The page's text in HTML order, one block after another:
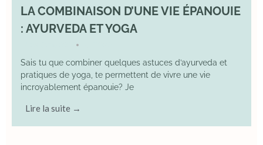
LA COMBINAISON D’UNE VIE ÉPANOUIE
: AYURVEDA ET YOGA
•
Sais tu que combiner quelques astuces d’ayurveda et
pratiques de yoga, te permettent de vivre une vie
incroyablement épanouie? Je
Lire la suite →